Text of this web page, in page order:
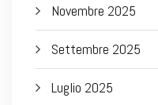
Novembre 2025
Settembre 2025
Luglio 2025